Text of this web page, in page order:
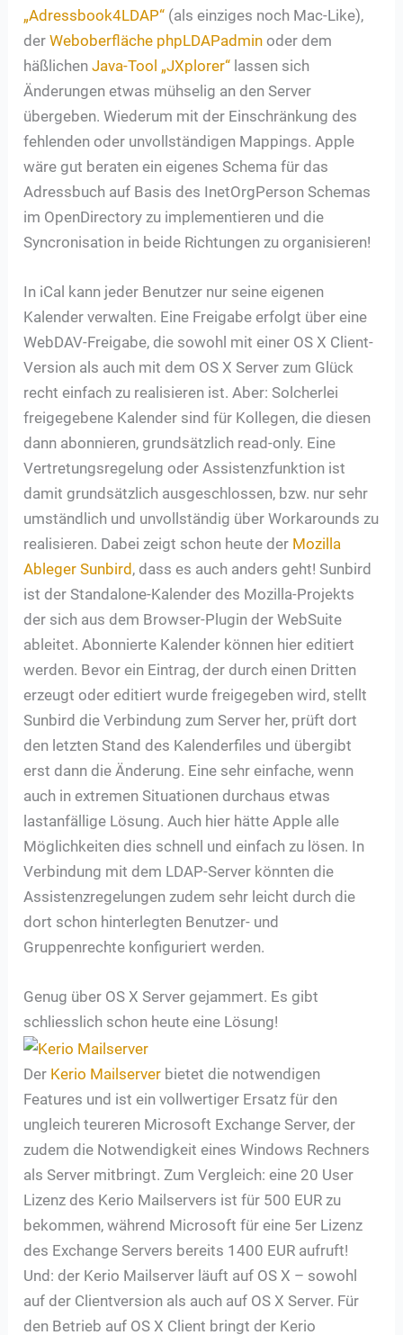
„Adressbook4LDAP“ (als einziges noch Mac-Like),
derWeboberfläche phpLDAPadmin oder dem
häßlichenJava-Tool „JXplorer“ lassen sich
Änderungen etwas mühselig an den Server
übergeben. Wiederum mit der Einschränkung des
fehlenden oder unvollständigen Mappings. Apple
wäre gut beraten ein eigenes Schema für das
Adressbuch auf Basis des InetOrgPerson Schemas
im OpenDirectory zu implementieren und die
Syncronisation in beide Richtungen zu organisieren!
In iCal kann jeder Benutzer nur seine eigenen
Kalender verwalten. Eine Freigabe erfolgt über eine
WebDAV-Freigabe, die sowohl mit einer OS X Client-
Version als auch mit dem OS X Server zum Glück
recht einfach zu realisieren ist. Aber: Solcherlei
freigegebene Kalender sind für Kollegen, die diesen
dann abonnieren, grundsätzlich read-only. Eine
Vertretungsregelung oder Assistenzfunktion ist
damit grundsätzlich ausgeschlossen, bzw. nur sehr
umständlich und unvollständig über Workarounds zu
realisieren. Dabei zeigt schon heute der Mozilla
Ableger Sunbird , dass es auch anders geht! Sunbird
ist der Standalone-Kalender des Mozilla-Projekts
der sich aus dem Browser-Plugin der WebSuite
ableitet. Abonnierte Kalender können hier editiert
werden. Bevor ein Eintrag, der durch einen Dritten
erzeugt oder editiert wurde freigegeben wird, stellt
Sunbird die Verbindung zum Server her, prüft dort
den letzten Stand des Kalenderfiles und übergibt
erst dann die Änderung. Eine sehr einfache, wenn
auch in extremen Situationen durchaus etwas
lastanfällige Lösung. Auch hier hätte Apple alle
Möglichkeiten dies schnell und einfach zu lösen. In
Verbindung mit dem LDAP-Server könnten die
Assistenzregelungen zudem sehr leicht durch die
dort schon hinterlegten Benutzer- und
Gruppenrechte konfiguriert werden.
Genug über OS X Server gejammert. Es gibt
schliesslich schon heute eine Lösung!
Der Kerio Mailserver bietet die notwendigen
Features und ist ein vollwertiger Ersatz für den
ungleich teureren Microsoft Exchange Server, der
zudem die Notwendigkeit eines Windows Rechners
als Server mitbringt. Zum Vergleich: eine 20 User
Lizenz des Kerio Mailservers ist für 500 EUR zu
bekommen, während Microsoft für eine 5er Lizenz
des Exchange Servers bereits 1400 EUR aufruft!
Und: der Kerio Mailserver läuft auf OS X – sowohl
auf der Clientversion als auch auf OS X Server. Für
den Betrieb auf OS X Client bringt der Kerio